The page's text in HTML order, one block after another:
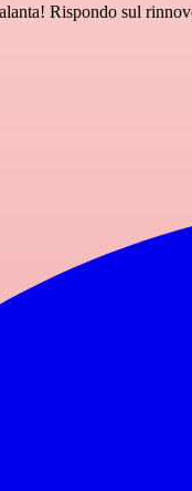
Rispondo sul